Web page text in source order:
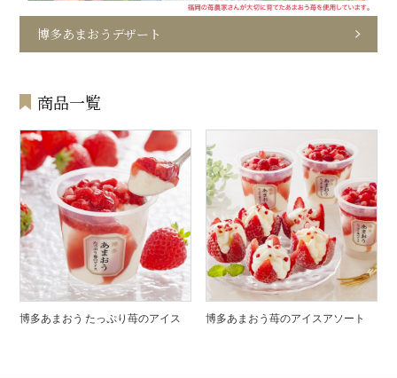
博多あまおうデザート
商品一覧
博多あまおう たっぷり苺のアイス 博多あまおう苺のアイスアソート